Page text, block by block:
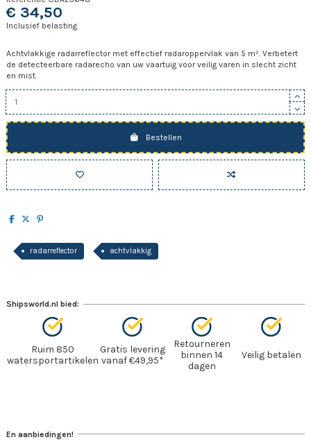
€ 34,50
Inclusief belasting
Achtvlakkige radarreflector met effectief radaroppervlak van 5 m². Verbetert
de detecteerbare radarecho van uw vaartuig voor veilig varen in slecht zicht
en mist.
Bestellen
radarreflector achtvlakkig
Shipsworld.nl bied:
Ruim 850
watersportartikelen
Gratis levering
vanaf €49,95*
Retourneren
binnen 14
dagen
Veilig betalen
En aanbiedingen!